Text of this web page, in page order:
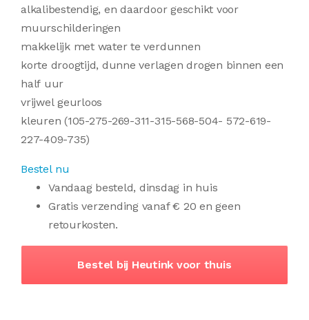
alkalibestendig, en daardoor geschikt voor
muurschilderingen
makkelijk met water te verdunnen
korte droogtijd, dunne verlagen drogen binnen een
half uur
vrijwel geurloos
kleuren (105-275-269-311-315-568-504- 572-619-
227-409-735)
Bestel nu
Vandaag besteld, dinsdag in huis
Gratis verzending vanaf € 20 en geen
retourkosten.
Bestel bij Heutink voor thuis